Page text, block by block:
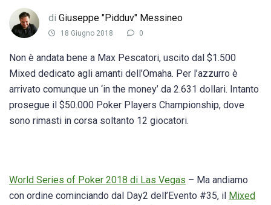
di Giuseppe "Pidduv" Messineo
18 Giugno 2018 0
Non è andata bene a Max Pescatori, uscito dal $1.500
Mixed dedicato agli amanti dell’Omaha. Per l’azzurro è
arrivato comunque un ‘in the money’ da 2.631 dollari. Intanto
prosegue il $50.000 Poker Players Championship, dove
sono rimasti in corsa soltanto 12 giocatori.
World Series of Poker 2018 di Las Vegas – Ma andiamo
con ordine cominciando dal Day2 dell’Evento #35, il Mixed